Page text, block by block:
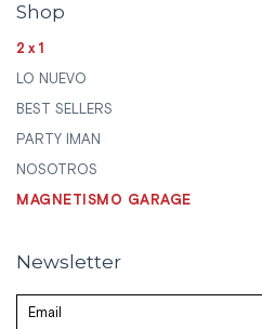
Shop
2x1
LO NUEVO
BEST SELLERS
PARTY IMAN
NOSOTROS
MAGNETISMO GARAGE
Newsletter